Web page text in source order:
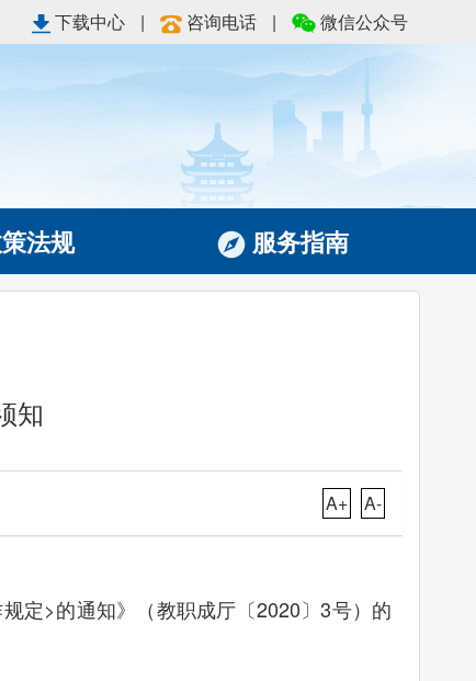
下载中心 | 咨询电话 | 微信公众号
法规 服务指南
知
A+ A-
定>的通知》（教职成厅〔2020〕3号）的